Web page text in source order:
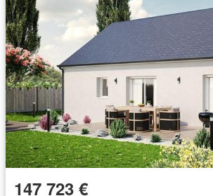
147 723 €